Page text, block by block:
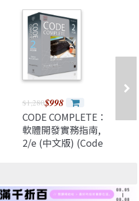
$1,280$998
CODE COMPLETE：
軟體開發實務指南,
2/e (中文版) (Code
Construction, 2/e)